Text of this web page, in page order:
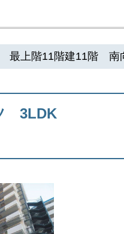
上階11階建11階 南
3LDK